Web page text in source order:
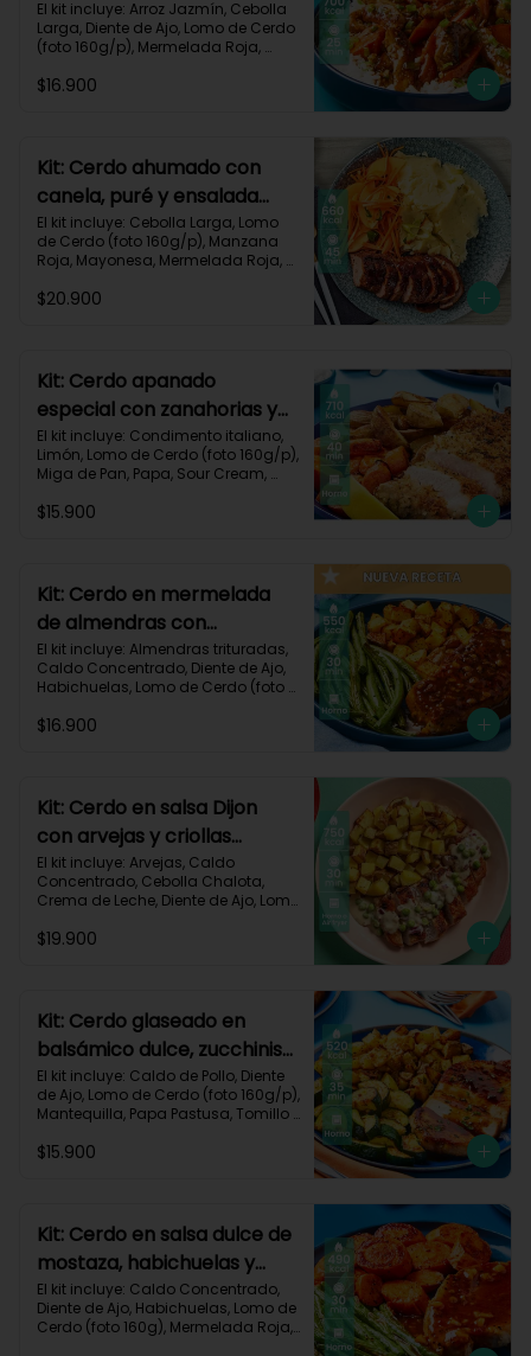
y arroz-141
El kit incluye: Arroz Jazmín, Cebolla
Larga, Diente de Ajo, Lomo de Cerdo
(foto 160g/p), Mermelada Roja,
Paprika, Zanahoria, Receta Impresa.
$16.900
Kit: Cerdo ahumado con
canela, puré y ensalada
dulce-2
El kit incluye: Cebolla Larga, Lomo
de Cerdo (foto 160g/p), Manzana
Roja, Mayonesa, Mermelada Roja,
Cinnamon Paprika, Sour Cream,
Carbohidratos 59g | Grasas 19g |
Proteínas 36g
$20.900
Kit: Cerdo apanado
especial con zanahorias y
papas al horno-58
El kit incluye: Condimento italiano,
Limón, Lomo de Cerdo (foto 160g/p),
Miga de Pan, Papa, Sour Cream,
$15.900
Kit: Cerdo en mermelada
de almendras con
habichuelas y criollas al
horno-144
El kit incluye: Almendras trituradas,
Caldo Concentrado, Diente de Ajo,
Habichuelas, Lomo de Cerdo (foto
Criolla, Receta Impresa.
$16.900
Kit: Cerdo en salsa Dijon
con arvejas y criollas
asadas-95
El kit incluye: Arvejas, Caldo
Concentrado, Cebolla Chalota,
Crema de Leche, Diente de Ajo, Lomo
Mostaza Dijon, Papa Criolla,
Carbohidratos 58g | Grasas 38g |
Proteínas 44g
$19.900
Kit: Cerdo glaseado en
balsámico dulce, zucchinis
y papas al tomillo-57
El kit incluye: Caldo de Pollo, Diente
de Ajo, Lomo de Cerdo (foto 160g/p),
Mantequilla, Papa Pastusa, Tomillo
Verde, Receta Impresa.
$15.900
Kit: Cerdo en salsa dulce de
mostaza, habichuelas y
zanahorias asadas-133
El kit incluye: Caldo Concentrado,
Diente de Ajo, Habichuelas, Lomo de
Cerdo (foto 160g), Mermelada Roja,